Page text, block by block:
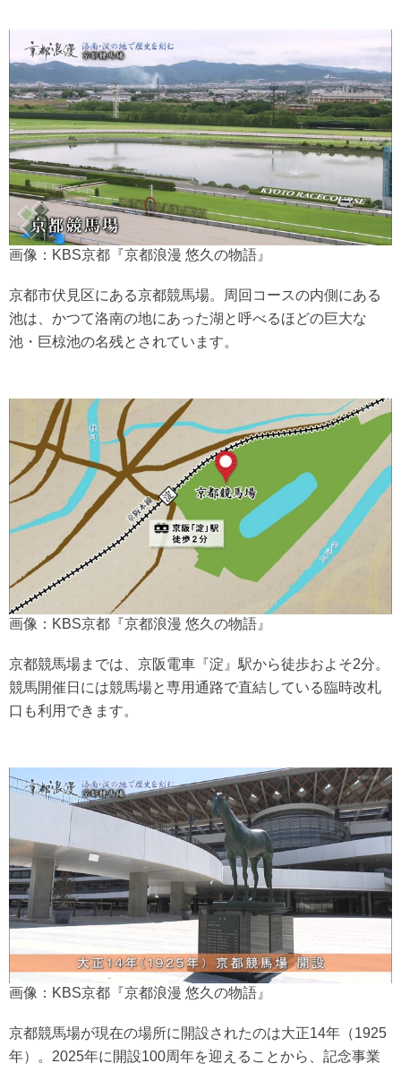
画像：KBS京都『京都浪漫 悠久の物語』
京都市伏見区にある京都競馬場。周回コースの内側にある
池は、かつて洛南の地にあった湖と呼べるほどの巨大な
池・巨椋池の名残とされています。
画像：KBS京都『京都浪漫 悠久の物語』
京都競馬場までは、京阪電車『淀』駅から徒歩およそ2分。
競馬開催日には競馬場と専用通路で直結している臨時改札
口も利用できます。
画像：KBS京都『京都浪漫 悠久の物語』
京都競馬場が現在の場所に開設されたのは大正14年（1925
年）。2025年に開設100周年を迎えることから、記念事業